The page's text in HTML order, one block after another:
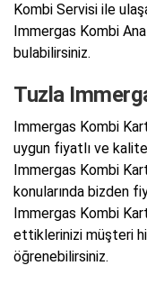
Kombi Servisi ile
Immergas Kombi
bulabilirsiniz.
Tuzla
Immergas Kombi
uygun fiyatlı ve
Immergas Kombi
konularında bizden
Immergas Kombi
ettiklerinizi müşteri
öğrenebilirsiniz.